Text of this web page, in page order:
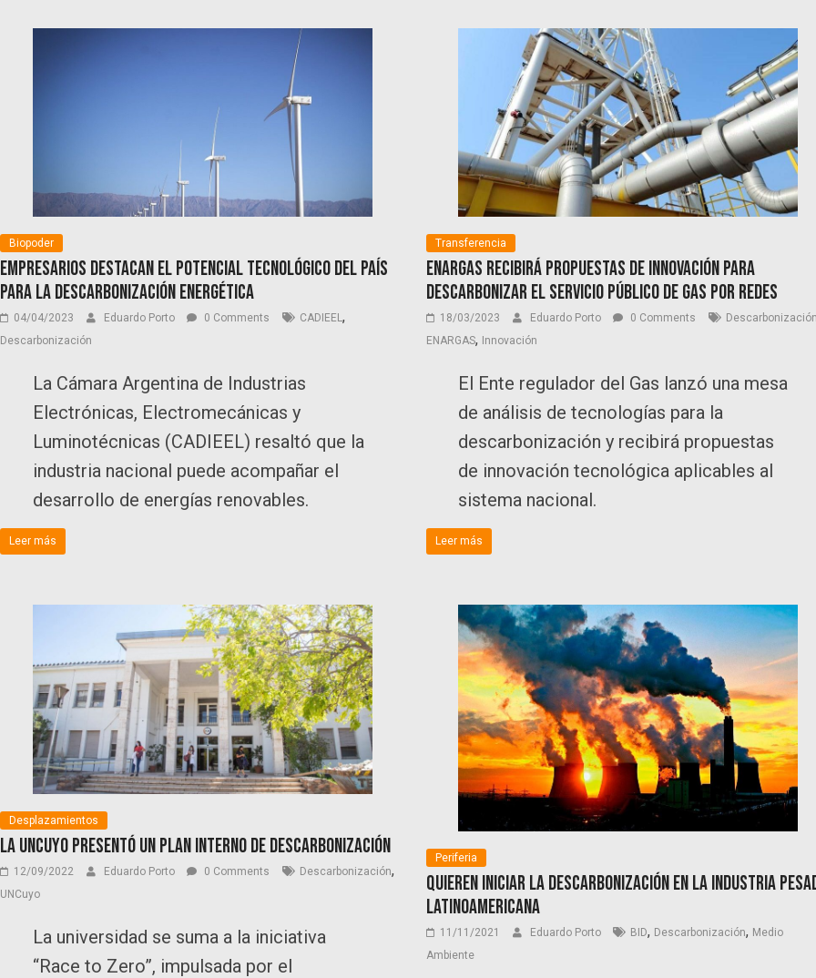
Biopoder
Empresarios destacan el potencial tecnológico del país
para la descarbonización energética
04/04/2023 Eduardo Porto 0 Comments CADIEEL,
Descarbonización
La Cámara Argentina de Industrias
Electrónicas, Electromecánicas y
Luminotécnicas (CADIEEL) resaltó que la
industria nacional puede acompañar el
desarrollo de energías renovables.
Leer más
Transferencia
Enargas recibirá propuestas de innovación para
descarbonizar el servicio público de gas por redes
18/03/2023 Eduardo Porto 0 Comments
ENARGAS, Innovación
El Ente regulador del Gas lanzó una mesa
de análisis de tecnologías para la
descarbonización y recibirá propuestas
de innovación tecnológica aplicables al
sistema nacional.
Leer más
Desplazamientos
La UNCUYO presentó un Plan Interno de Descarbonización
12/09/2022 Eduardo Porto 0 Comments Descarbonización,
UNCuyo
La universidad se suma a la iniciativa
“Race to Zero”, impulsada por el
Periferia
Quieren iniciar la descarbonización en la industria
latinoamericana
11/11/2021 Eduardo Porto BID, Descarbonización, Medio
Ambiente